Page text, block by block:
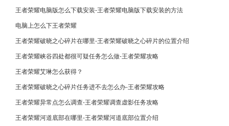
王者荣耀电脑版怎么下载安装-王者荣耀电脑版下载安装的方法
电脑上怎么下王者荣耀
王者荣耀破晓之心碎片在哪里-王者荣耀破晓之心碎片的位置介绍
王者荣耀峡谷四处都很可疑任务怎么做-王者荣耀攻略
王者荣耀艾琳怎么获得？
王者荣耀破晓之心碎片任务进不去怎么办-王者荣耀攻略
王者荣耀异常点怎么调查-王者荣耀调查虚影任务攻略
王者荣耀河道底部在哪里-王者荣耀河道底部位置介绍